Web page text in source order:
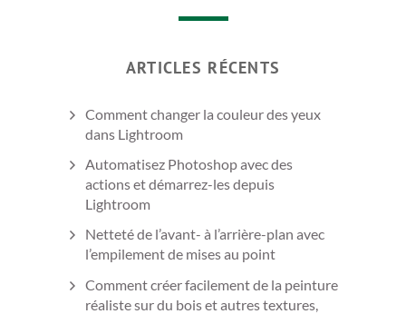
ARTICLES RÉCENTS
Comment changer la couleur des yeux
dans Lightroom
Automatisez Photoshop avec des
actions et démarrez-les depuis
Lightroom
Netteté de l’avant- à l’arrière-plan avec
l’empilement de mises au point
Comment créer facilement de la peinture
réaliste sur du bois et autres textures,